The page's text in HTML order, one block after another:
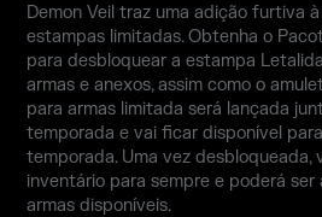
Demon Veil traz uma adição furtiva
estampas limitadas. Obtenha o
para desbloquear a estampa
armas e anexos, assim como o
para armas limitada será lançada
temporada e vai ficar disponível
temporada. Uma vez desbloqueada,
inventário para sempre e poderá
armas disponíveis.